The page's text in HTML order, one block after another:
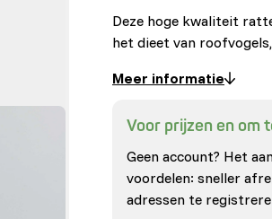
Deze hoge kwaliteit
het dieet van
Meer informatie
Voor prijzen en om
Geen account? Het
voordelen: sneller
adressen te